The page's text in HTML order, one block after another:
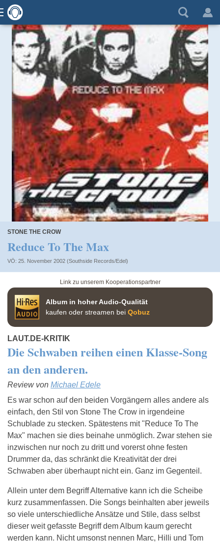
STONE THE CROW
Reduce To The Max
VÖ: 25. November 2002 (Southside Records/Edel)
Link zu unserem Kooperationspartner
Album in hoher Audio-Qualität
kaufen oder streamen bei Qobuz
LAUT.DE-KRITIK
Die Schwaben reihen einen Klasse-Song
an den anderen.
Review von Michael Edele
Es war schon auf den beiden Vorgängern alles andere als
einfach, den Stil von Stone The Crow in irgendeine
Schublade zu stecken. Spätestens mit "Reduce To The
Max" machen sie dies beinahe unmöglich. Zwar stehen sie
inzwischen nur noch zu dritt und vorerst ohne festen
Drummer da, das schränkt die Kreativität der drei
Schwaben aber überhaupt nicht ein. Ganz im Gegenteil.
Allein unter dem Begriff Alternative kann ich die Scheibe
kurz zusammenfassen. Die Songs beinhalten aber jeweils
so viele unterschiedliche Ansätze und Stile, dass selbst
dieser weit gefasste Begriff dem Album kaum gerecht
werden kann. Nicht umsonst nennen Marc, Hilli und Tom